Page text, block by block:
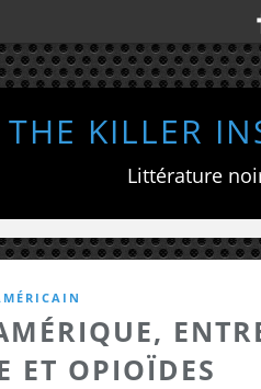
THE KILLER
Littérature
ET OPIOÏDES